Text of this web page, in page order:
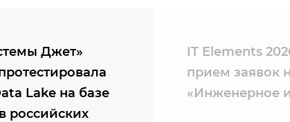
Джет»
Lake на базе
российских
IT Elements
прием заявок
«Инженерное